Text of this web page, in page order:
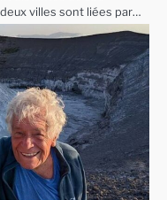
villes sont liées par…